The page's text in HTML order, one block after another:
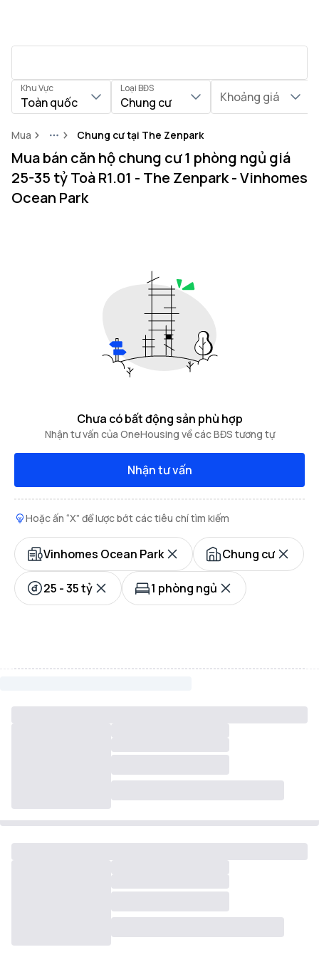
Khu Vực
Toàn quốc
Loại BĐS
Chung cư Khoảng giá
Mua MoreChung cư tại The Zenpark
Mua bán căn hộ chung cư 1 phòng ngủ giá
25-35 tỷ Toà R1.01 - The Zenpark - Vinhomes
Ocean Park
Chưa có bất động sản phù hợp
Nhận tư vấn của OneHousing về các BĐS tương tự
Nhận tư vấn
Hoặc ấn “X” để lược bớt các tiêu chí tìm kiếm
Vinhomes Ocean Park Chung cư
25 - 35 tỷ 1 phòng ngủ